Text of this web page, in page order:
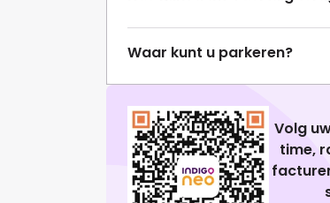
Waar kunt u parkeren?
Volg
time,